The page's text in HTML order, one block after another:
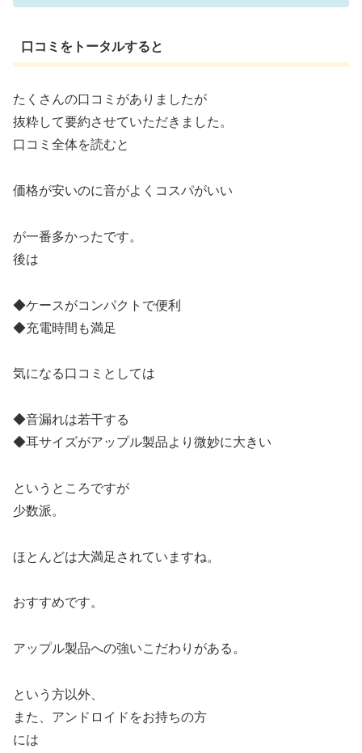
口コミをトータルすると
たくさんの口コミがありましたが
抜粋して要約させていただきました。
口コミ全体を読むと
価格が安いのに音がよくコスパがいい
が一番多かったです。
後は
◆ケースがコンパクトで便利
◆充電時間も満足
気になる口コミとしては
◆音漏れは若干する
◆耳サイズがアップル製品より微妙に大きい
というところですが
少数派。
ほとんどは大満足されていますね。
おすすめです。
アップル製品への強いこだわりがある。
という方以外、
また、アンドロイドをお持ちの方
には